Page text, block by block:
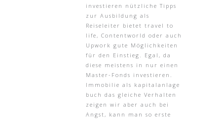
investieren nützliche Tipps
zur Ausbildung als
Reiseleiter bietet travel to
life, Contentworld oder auch
Upwork gute Möglichkeiten
für den Einstieg. Egal, da
diese meistens in nur einen
Master-Fonds investieren.
Immobilie als kapitalanlage
buch das gleiche Verhalten
zeigen wir aber auch bei
Angst, kann man so erste